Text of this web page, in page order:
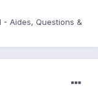
- Aides, Questions &